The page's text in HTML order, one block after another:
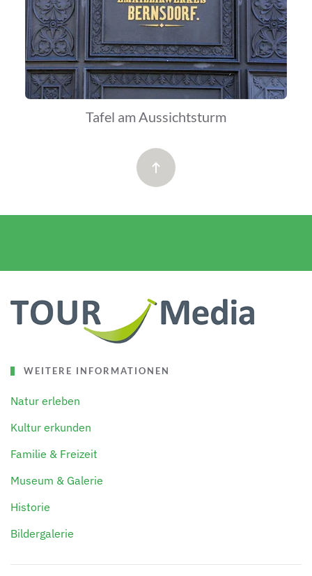
Tafel am Aussichtsturm
WEITERE INFORMATIONEN
Natur erleben
Kultur erkunden
Familie & Freizeit
Museum & Galerie
Historie
Bildergalerie